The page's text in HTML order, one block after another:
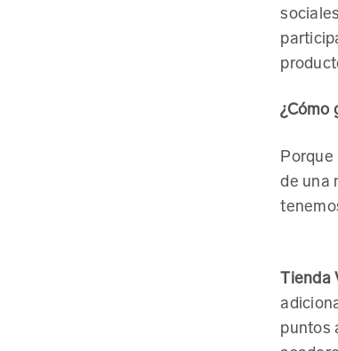
¿Cómo
Porque
de una
Tienda
puntos
Descarga nuestra